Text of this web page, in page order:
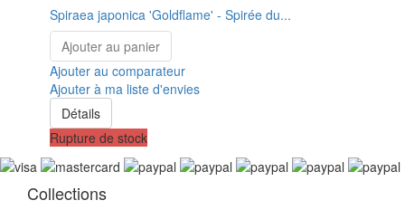
Spiraea japonica 'Goldflame' - Spirée du...
Ajouter au panier
Ajouter au comparateur
Ajouter à ma liste d'envies
Détails
Rupture de stock
Collections